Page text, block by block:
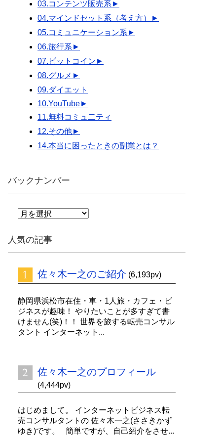
03.コンテンツ販売系 ►
04.マインドセット系（考え方）
►
05.コミュニケーション系 ►
06.旅行系 ►
07.ビットコイン ►
08.グルメ ►
09.ダイエット
10.YouTube►
11.無料コミュ二ティ
12.その他►
14.本当に困ったときの副業とは？
バックナンバー
バ
ナ
ン
ー
人気の記事
佐々木一之のご紹介 (6,193pv)
静岡県浜松市在住・車・1人旅・カフェ・ビ
ジネスが趣味！ やりたいことが多すぎて書
けません(笑)！！ 世界を旅する転売コンサル
タント インターネット...
佐々木一之のプロフィール
(4,444pv)
はじめまして。 インターネットビジネス転
売コンサルタントの 佐々木一之(ささきかず
ゆき)です。 簡単ですが、自己紹介をさせ...